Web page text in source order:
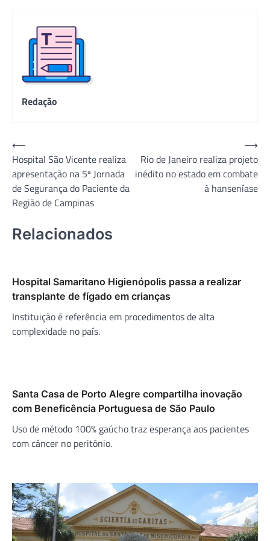
Redação
Navegação
de
Post
⟵
Hospital São Vicente realiza
apresentação na 5ª Jornada
de Segurança do Paciente da
Região de Campinas
Rio de Janeiro realiza projeto
inédito no estado em combate
à hanseníase
⟶
Relacionados
Hospital Samaritano Higienópolis passa a realizar
transplante de fígado em crianças
Instituição é referência em procedimentos de alta
complexidade no país.
Santa Casa de Porto Alegre compartilha inovação
com Beneficência Portuguesa de São Paulo
Uso de método 100% gaúcho traz esperança aos pacientes
com câncer no peritônio.